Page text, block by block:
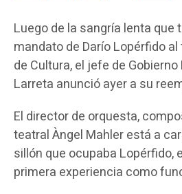
Luego de la sangría lenta que
mandato de Darío Lopérfido
de Cultura, el jefe de
Larreta anunció ayer a su
El director de orquesta,
teatral Àngel Mahler está a
sillón que ocupaba Lopérfido,
primera experiencia como